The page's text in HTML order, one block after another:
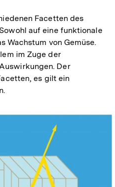
Facetten des
auf eine funktionale
Wachstum von Gemüse.
im Zuge der
Der
es gilt ein
Lightbox